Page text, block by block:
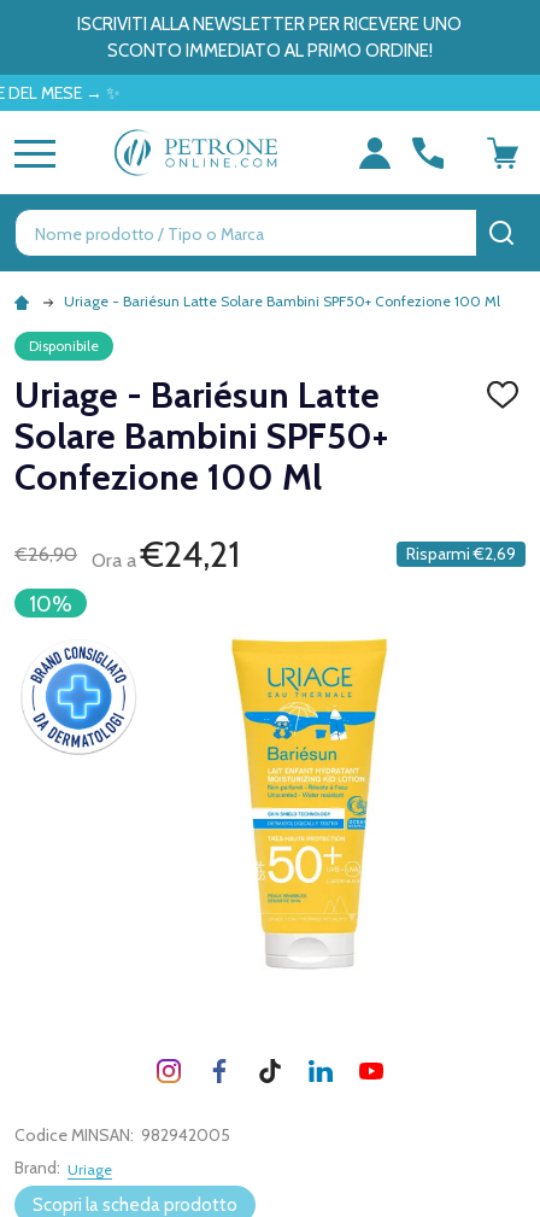
ISCRIVITI ALLA NEWSLETTER PER RICEVERE UNO
SCONTO IMMEDIATO AL PRIMO ORDINE!
→ ✨
Ricerca
Uriage - Bariésun Latte Solare Bambini SPF50+ Confezione 100 Ml
Disponibile
Uriage - Bariésun Latte
Solare Bambini SPF50+
Confezione 100 Ml
€26,90 Ora a€24,21 Risparmi €2,69
10%
Codice MINSAN: 982942005
Brand: Uriage
Scopri la scheda prodotto